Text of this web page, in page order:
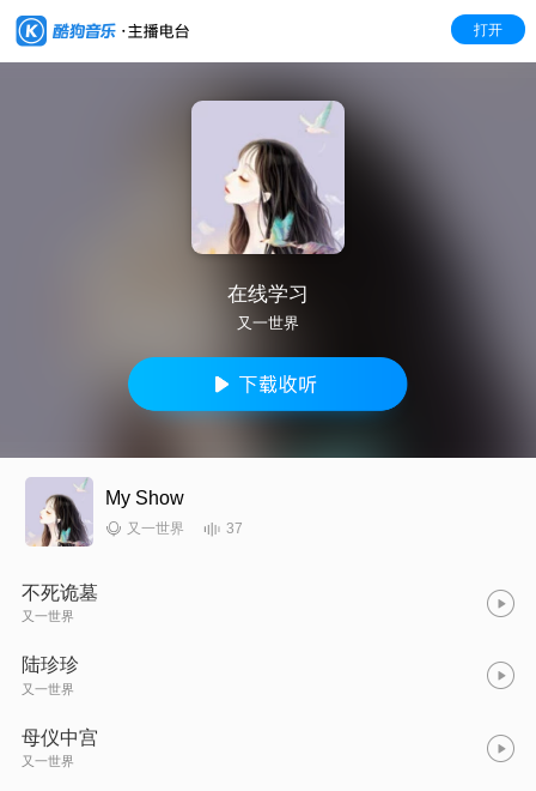
打开
在线学习
又一世界
My Show
又一世界 37
不死诡墓
又一世界
陆珍珍
又一世界
母仪中宫
又一世界